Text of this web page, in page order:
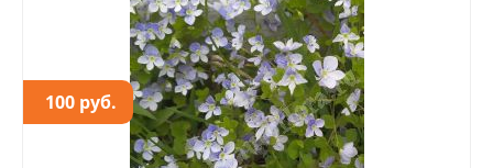
100 руб.